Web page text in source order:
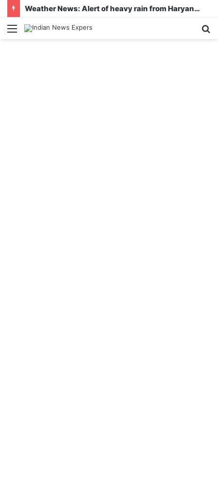
Weather News: Alert of heavy rain from Haryana-Gujarat to Odisha, monsoon is active in many states
Menu